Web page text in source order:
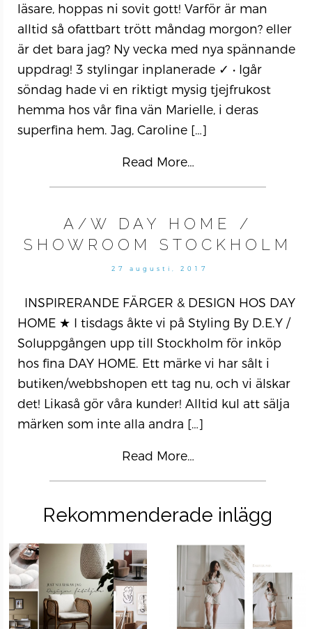
läsare, hoppas ni sovit gott! Varför är man
alltid så ofattbart trött måndag morgon? eller
är det bara jag? Ny vecka med nya spännande
uppdrag! 3 stylingar inplanerade ✓ • Igår
söndag hade vi en riktigt mysig tjejfrukost
hemma hos vår fina vän Marielle, i deras
superfina hem. Jag, Caroline […]
Read More…
A/W DAY HOME /
SHOWROOM STOCKHOLM
27 augusti, 2017
INSPIRERANDE FÄRGER & DESIGN HOS DAY
HOME ★ I tisdags åkte vi på Styling By D.E.Y /
Soluppgången upp till Stockholm för inköp
hos fina DAY HOME. Ett märke vi har sålt i
butiken/webbshopen ett tag nu, och vi älskar
det! Likaså gör våra kunder! Alltid kul att sälja
märken som inte alla andra […]
Read More…
Rekommenderade inlägg